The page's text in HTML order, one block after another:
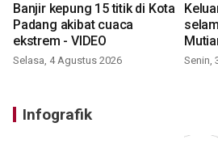
Banjir kepung 15 titik di Kota
Padang akibat cuaca
ekstrem - VIDEO
Selasa, 4 Agustus 2026 Senin,
Infografik